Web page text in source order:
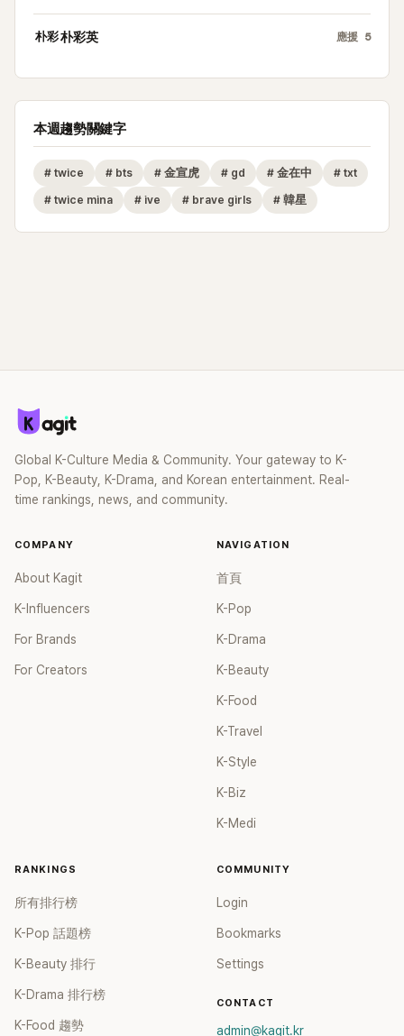
朴彩朴彩英 應援 5
本週趨勢關鍵字
# twice # bts # 金宣虎 # gd # 金在中 # txt
# twice mina # ive # brave girls # 韓星
Global K-Culture Media & Community. Your gateway to K-
Pop, K-Beauty, K-Drama, and Korean entertainment. Real-
time rankings, news, and community.
COMPANY
About Kagit
K-Influencers
For Brands
For Creators
NAVIGATION
首頁
K-Pop
K-Drama
K-Beauty
K-Food
K-Travel
K-Style
K-Biz
K-Medi
RANKINGS
所有排行榜
K-Pop 話題榜
K-Beauty 排行
K-Drama 排行榜
K-Food 趨勢
COMMUNITY
Login
Bookmarks
Settings
CONTACT
admin@kagit.kr